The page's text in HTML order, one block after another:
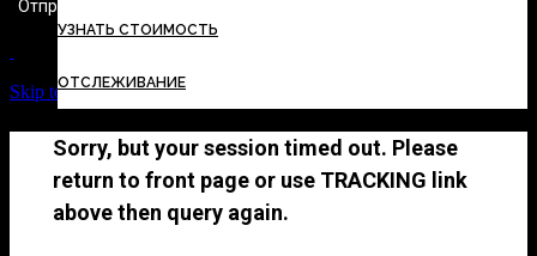
УЗНАТЬ СТОИМОСТЬ
ОТСЛЕЖИВАНИЕ
Skip to Content
Sorry, but your session timed out. Please
return to front page or use TRACKING link
above then query again.